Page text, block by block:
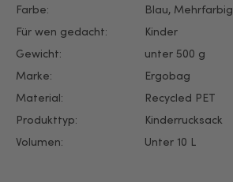
Farbe: Blau, Mehrfarbig
Für wen gedacht:
Kinder
Gewicht:
unter 500 g
Marke:
Ergobag
Material:
Recycled PET
Produkttyp:
Kinderrucksack
Volumen:
Unter 10 L